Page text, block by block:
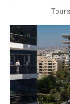
Tours